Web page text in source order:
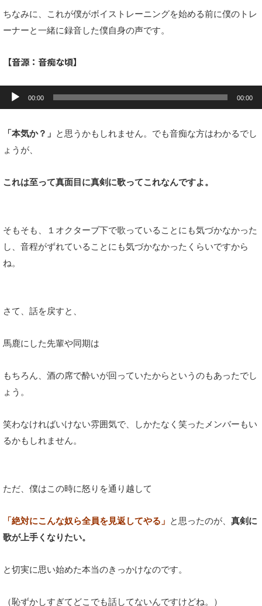
ちなみに、これが僕がボイストレーニングを始める前に僕のトレ
ーナーと一緒に録音した僕自身の声です。
【音源：音痴な頃】
音
プ
00:00 00:00
「本気か？」 と思うかもしれません。でも音痴な方はわかるでし
ょうが、
これは至って真面目に真剣に歌ってこれなんですよ。
そもそも、１オクターブ下で歌っていることにも気づかなかった
し、音程がずれていることにも気づかなかったくらいですから
ね。
さて、話を戻すと、
馬鹿にした先輩や同期は
もちろん、酒の席で酔いが回っていたからというのもあったでし
ょう。
笑わなければいけない雰囲気で、しかたなく笑ったメンバーもい
るかもしれません。
ただ、僕はこの時に怒りを通り越して
「絶対にこんな奴ら全員を見返してやる」 と思ったのが、 真剣に
歌が上手くなりたい。
と切実に思い始めた本当のきっかけなのです。
（恥ずかしすぎてどこでも話してないんですけどね。）